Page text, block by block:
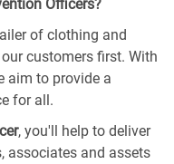
Officers?
of clothing and
customers first. With
aim to provide a
for all.
, you'll help to deliver
associates and assets